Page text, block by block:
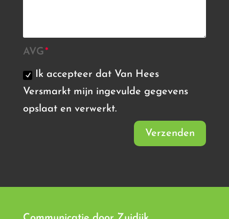
AVG
Ik accepteer dat Van Hees
Versmarkt mijn ingevulde gegevens
opslaat en verwerkt.
Verzenden